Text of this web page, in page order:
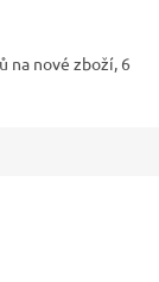
na nové zboží, 6